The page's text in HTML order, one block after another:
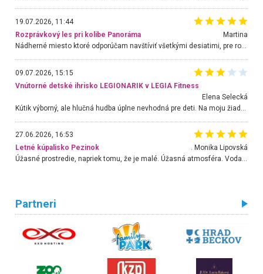
19.07.2026, 11:44
Rozprávkový les pri kolibe Panoráma
Martina
Nádherné miesto ktoré odporúčam navštíviť všetkými desiatimi, pre rodiny s deťmi, dôchodcom... Proste a jednoducho ozaj rozprávkový les.. určite ešte prídeme. Odniesli sme si na pamiatku krásne tričká,
09.07.2026, 15:15
Vnútorné detské ihrisko LEGIONARIK v LEGIA Fitness
Elena Selecká
27.06.2026, 16:53
Letné kúpalisko Pezinok
. Monika Lipovská
Úžasné prostredie, napriek tomu, že je malé. Úžasná atmosféra. Voda fantastická a nádherná. Ľudí je pomerne veľa, ale su mili a ohľaduplní. Je veľmi zaujímavé sledovať, ako dokážu spolu športovať cudzí ľudia a bez ohľadu na vek. Vládne tu pohoda. Vnuka neviem dostať z vody. Ďakujem za krásny deň . Urcite sa sem vrátim. Jediný problém je s parkovaním, ale aj ten sa mi podarilo vyriešiť. Monika Bratislava
Partneri